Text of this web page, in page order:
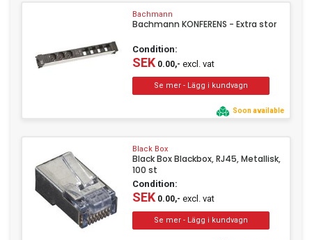
Bachmann
Bachmann KONFERENS - Extra stor
Condition:
SEK0.00,- excl. vat
Soon available
Black Box
Black Box Blackbox, RJ45, Metallisk,
100 st
Condition:
SEK0.00,- excl. vat